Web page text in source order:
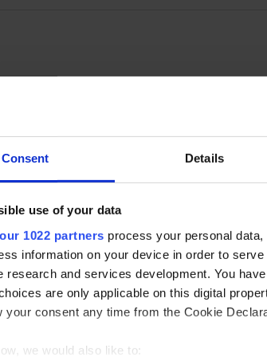
Consent Details
use of your data
our 1022 partners process your personal
information on your device in order to
research and services development. You
are only applicable on this digital
your consent any time from the Cookie
we would also like to: